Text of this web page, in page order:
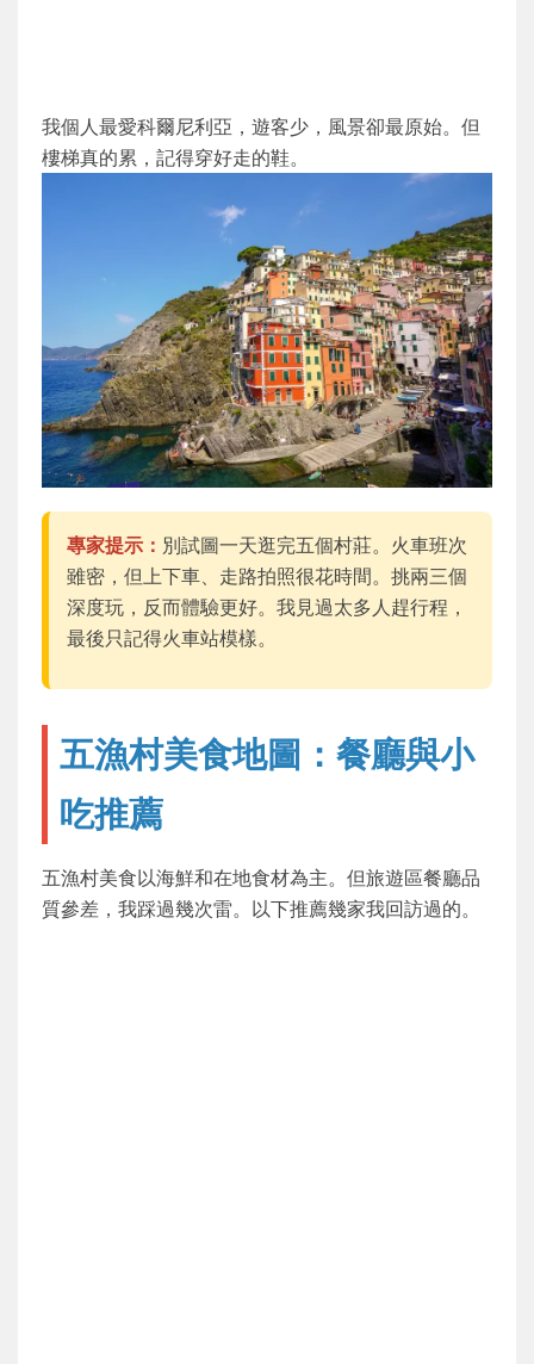
我個人最愛科爾尼利亞，遊客少，風景卻最原始。但
樓梯真的累，記得穿好走的鞋。
專家提示： 別試圖一天逛完五個村莊。火車班次
雖密，但上下車、走路拍照很花時間。挑兩三個
深度玩，反而體驗更好。我見過太多人趕行程，
最後只記得火車站模樣。
五漁村美食地圖：餐廳與小
吃推薦
五漁村美食以海鮮和在地食材為主。但旅遊區餐廳品
質參差，我踩過幾次雷。以下推薦幾家我回訪過的。